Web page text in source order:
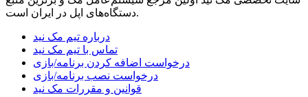
دستگاه‌های اپل در ایران است.
درباره تیم مک نید
تماس با تیم مک نید
درخواست اضافه کردن برنامه/بازی
درخواست نصب برنامه/بازی
قوانین و مقررات مک نید